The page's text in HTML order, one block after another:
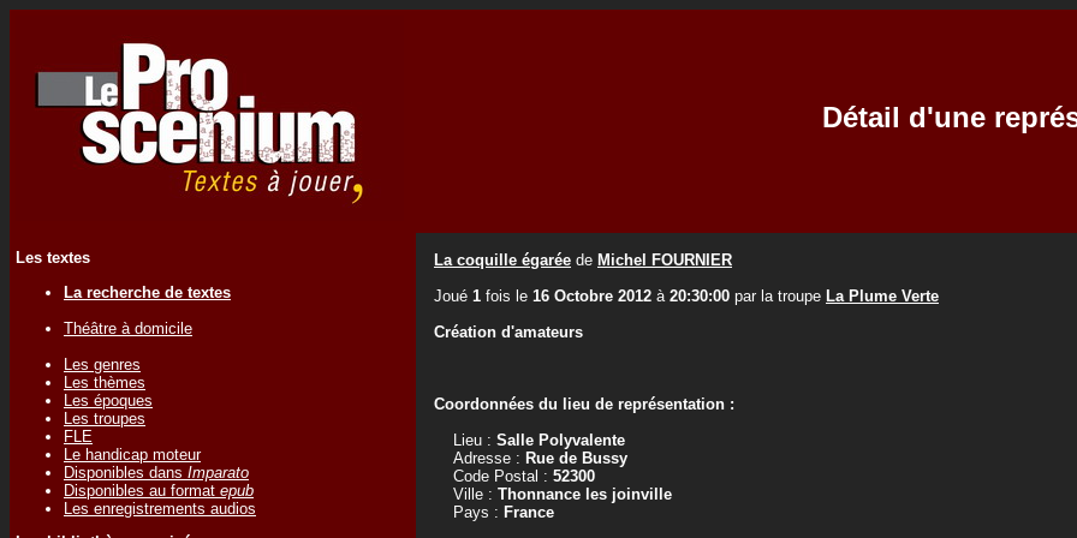
Détail d'une
Les textes
La recherche de textes
Théâtre à domicile
Les genres
Les thèmes
Les époques
Les troupes
FLE
Le handicap moteur
Disponibles dans Imparato
Disponibles au format epub
Les enregistrements audios
La coquille égarée de Michel FOURNIER
Joué 1 fois le 16 Octobre 2012 à 20:30:00 par la troupe La Plume Verte
Création d'amateurs
Coordonnées du lieu de représentation :
Lieu : Salle Polyvalente
Adresse : Rue de Bussy
Code Postal : 52300
Ville : Thonnance les joinville
Pays : France